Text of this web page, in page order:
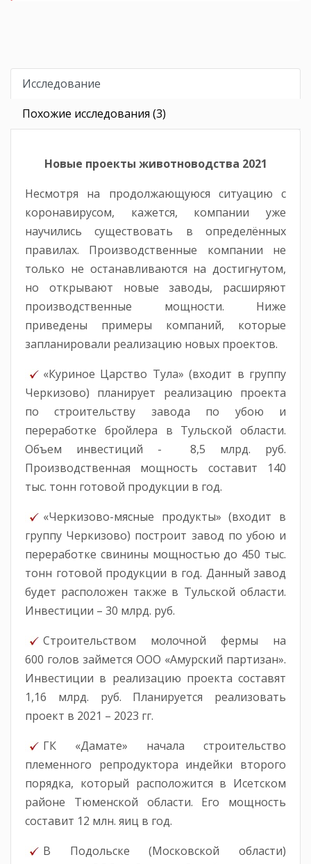
Исследование
Похожие исследования (3)
Новые проекты животноводства 2021
Несмотря на продолжающуюся ситуацию с
коронавирусом, кажется, компании уже
научились существовать в определённых
правилах. Производственные компании не
только не останавливаются на достигнутом,
но открывают новые заводы, расширяют
производственные мощности. Ниже
приведены примеры компаний, которые
запланировали реализацию новых проектов.
«Куриное Царство Тула» (входит в группу
Черкизово) планирует реализацию проекта
по строительству завода по убою и
переработке бройлера в Тульской области.
Объем инвестиций - 8,5 млрд. руб.
Производственная мощность составит 140
тыс. тонн готовой продукции в год.
«Черкизово-мясные продукты» (входит в
группу Черкизово) построит завод по убою и
переработке свинины мощностью до 450 тыс.
тонн готовой продукции в год. Данный завод
будет расположен также в Тульской области.
Инвестиции – 30 млрд. руб.
Строительством молочной фермы на
600 голов займется ООО «Амурский партизан».
Инвестиции в реализацию проекта составят
1,16 млрд. руб. Планируется реализовать
проект в 2021 – 2023 гг.
ГК «Дамате» начала строительство
племенного репродуктора индейки второго
порядка, который расположится в Исетском
районе Тюменской области. Его мощность
составит 12 млн. яиц в год.
В Подольске (Московской области)